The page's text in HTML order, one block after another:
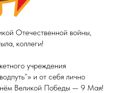
Отечественной войны,
коллеги!
учреждения
и от себя лично
Великой Победы — 9 Мая!